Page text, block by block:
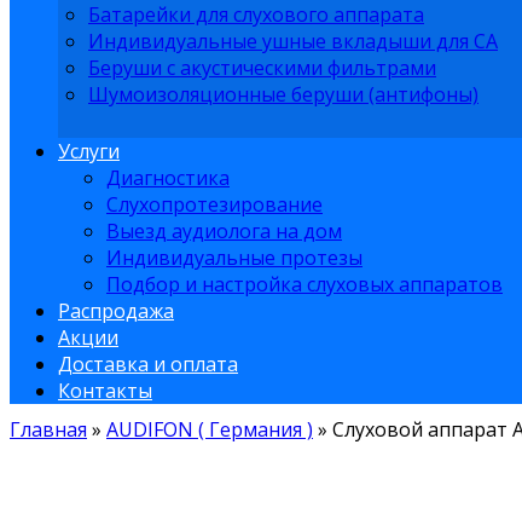
Батарейки для слухового аппарата
Индивидуальные ушные вкладыши для СА
Беруши с акустическими фильтрами
Шумоизоляционные беруши (антифоны)
Услуги
Диагностика
Слухопротезирование
Выезд аудиолога на дом
Индивидуальные протезы
Подбор и настройка слуховых аппаратов
Распродажа
Акции
Доставка и оплата
Контакты
Главная » AUDIFON ( Германия ) » Слуховой аппарат